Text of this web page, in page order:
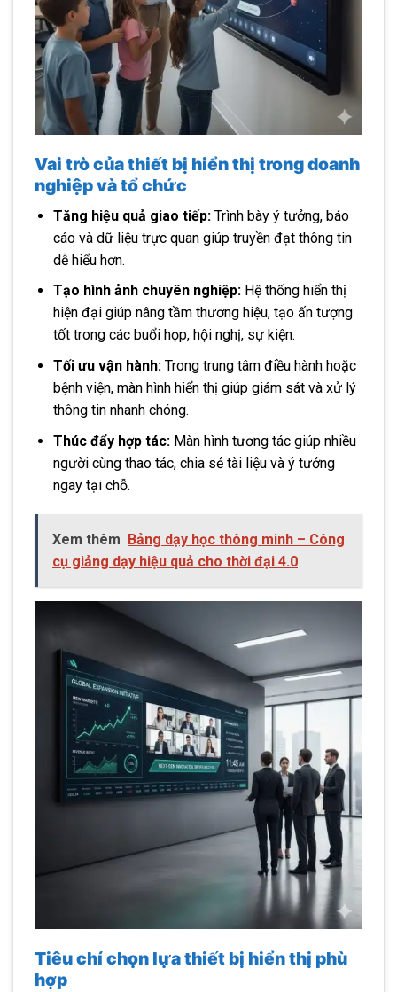
Vai trò của thiết bị hiển thị trong doanh
nghiệp và tổ chức
Tăng hiệu quả giao tiếp:Trình bày ý tưởng, báo
cáo và dữ liệu trực quan giúp truyền đạt thông tin
dễ hiểu hơn.
Tạo hình ảnh chuyên nghiệp:Hệ thống hiển thị
hiện đại giúp nâng tầm thương hiệu, tạo ấn tượng
tốt trong các buổi họp, hội nghị, sự kiện.
Tối ưu vận hành:Trong trung tâm điều hành hoặc
bệnh viện, màn hình hiển thị giúp giám sát và xử lý
thông tin nhanh chóng.
Thúc đẩy hợp tác:Màn hình tương tác giúp nhiều
người cùng thao tác, chia sẻ tài liệu và ý tưởng
ngay tại chỗ.
Xem thêm
Bảng dạy học thông minh – Công
cụ giảng dạy hiệu quả cho thời đại 4.0
Tiêu chí chọn lựa thiết bị hiển thị phù
hợp